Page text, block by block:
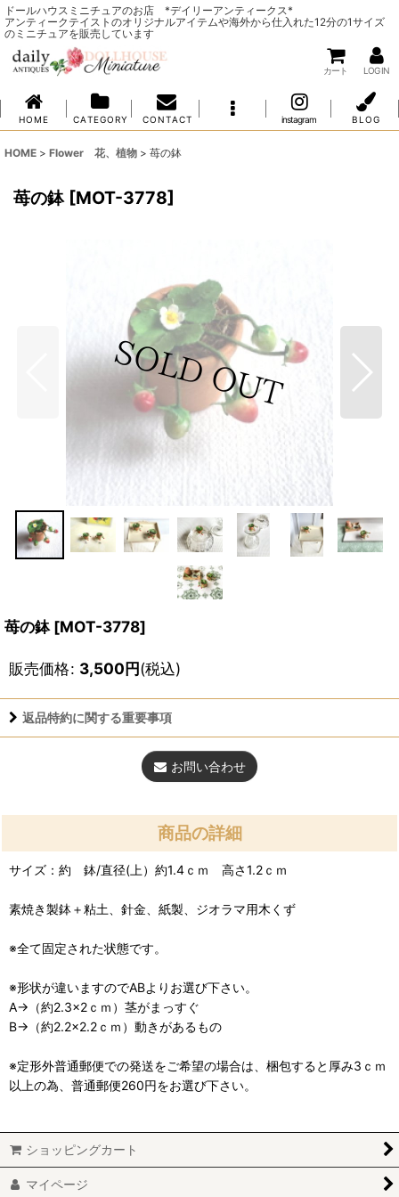
ドールハウスミニチュアのお店 *デイリーアンティークス*
アンティークテイストのオリジナルアイテムや海外から仕入れた12分の1サイズ
のミニチュアを販売しています
カート LOG IN
H O M E C A T E G O R Y C O N T A C T instagram B L O G
HOME > Flower 花、植物 > 苺の鉢
苺の鉢 [MOT-3778]
苺の鉢 [MOT-3778]
販売価格: 3,500円(税込)
返品特約に関する重要事項
お問い合わせ
商品の詳細
サイズ：約 鉢/直径(上）約1.4ｃｍ 高さ1.2ｃｍ
素焼き製鉢＋粘土、針金、紙製、ジオラマ用木くず
※全て固定された状態です。
※形状が違いますのでABよりお選び下さい。
A→（約2.3×2ｃｍ）茎がまっすぐ
B→（約2.2×2.2ｃｍ）動きがあるもの
※定形外普通郵便での発送をご希望の場合は、梱包すると厚み3ｃｍ
以上の為、普通郵便260円をお選び下さい。
ショッピングカート
マイページ